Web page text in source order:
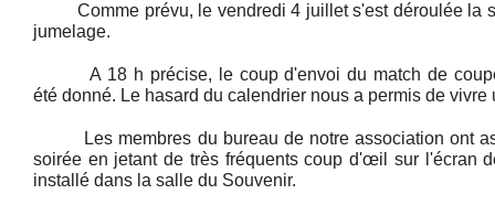
Comme prévu, le vendredi 4 juillet s'est déroulée la
jumelage.
A 18 h précise, le coup d'envoi du match de
été donné. Le hasard du calendrier nous a permis de
Les membres du bureau de notre association ont
soirée en jetant de très fréquents coup d'œil sur l'écran
installé dans la salle du Souvenir.